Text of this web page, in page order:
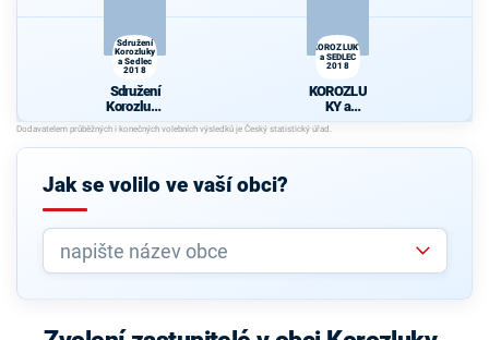
Sdružení
Korozluky
a Sedlec
2018
Sdružení
Korozluky
a Sedlec
2018
KOROZLUKY
a SEDLEC
2018
KOROZLU
KY a
SEDLEC
2018
Jak se volilo ve vaší obci?